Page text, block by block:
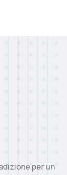
per un